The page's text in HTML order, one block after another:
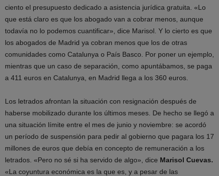
ciento el presupuesto dedicado a asistencia jurídica gratuita. «Lo
que está claro es que los abogado van a cobrar menos, aunque
todavía no lo podemos cuantificar», dice Marisol. Y lo cierto es que
los abogados de Madrid ya cobran menos que los de otras
comunidades como Catalunya o País Basco. Por poner un ejemplo,
mientras que un caso de separación, como apuntábamos, se paga
a 411 euros en Catalunya, en Madrid llega a los 360 euros.
Los letrados afrontan la situación con resignación después de
haberse mobilizado durante los últimos meses. De hecho se llegó a
una situación límite entre el mes de junio y noviembre: se acordó
un período de suspensión para pedir al gobierno que pagara los 17
millones de euros que debía en concepto de remuneración a los
letrados. «Pero no sé si ha servido de algo», dice Marisol Cuevas.
«La coyuntura económica es la que es, y a pesar de las